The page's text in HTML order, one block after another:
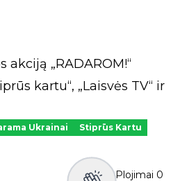
„RADAROM!“
kartu“, „Laisvės TV“ ir
Ukrainai
Stiprūs Kartu
Plojimai 0